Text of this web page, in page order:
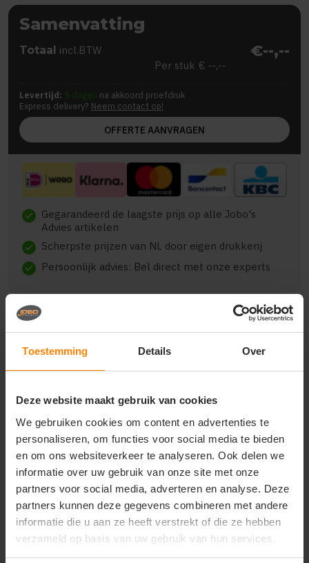
Toestemming Details Over
Deze website maakt gebruik van cookies
We gebruiken cookies om content en advertenties te
personaliseren, om functies voor social media te bieden
en om ons websiteverkeer te analyseren. Ook delen we
informatie over uw gebruik van onze site met onze
partners voor social media, adverteren en analyse. Deze
partners kunnen deze gegevens combineren met andere
informatie die u aan ze heeft verstrekt of die ze hebben
verzameld op basis van uw gebruik van hun services.
Samenvatting
Totaal incl.BTW €--,--
Per stuk € --,--
Levertijd: 5 dagen na akkoord proefdruk
Express delivery? Neem contact op!
OFFERTE AANVRAGEN
check Gegarandeerd de laagste prijs op alle Jobo's
Advies artikelen
check Scherpste prijzen van NL door eigen drukkerij
check Persoonlijk advies: Bel direct met onze experts
Beschrijving Reviews (0)
{"qty":17,"clr":"zwart","szs":
{"xs":5,"s":5,"m":3,"l":2,"xl":2},"prnts":[]}
Vragen? Neem contact
op met onze
klantenservice
call +31(0)418 511 972